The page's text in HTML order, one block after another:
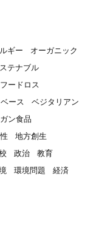
ギー
オーガニック
テナブル
フードロス
ース
ベジタリアン
ン食品
地方創生
政治
教育
環境問題
経済